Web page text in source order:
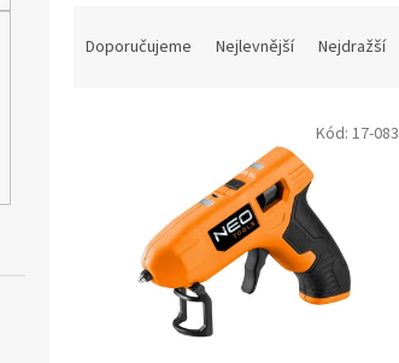
Doporučujeme Nejlevnější Nejdražší
Kód: 17-083